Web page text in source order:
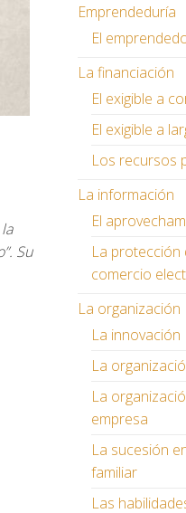
Su
Emprendeduría
El
La financiación
El exigible a
El exigible a
Los recursos
La información
El
La protección
comercio
La organización
La innovación
La
La
empresa
La sucesión
familiar
Las